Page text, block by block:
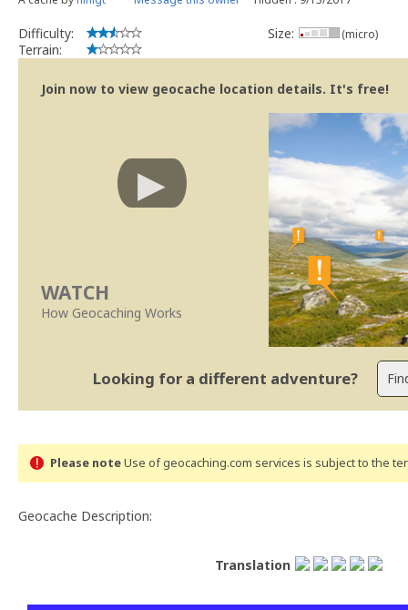
Difficulty:
Terrain:
Size: (micro)
Join now to view geocache location details. It's free!
WATCH
How Geocaching Works
Looking for a different adventure?
Please noteUse of geocaching.com services is subject to the
Geocache Description:
Translation